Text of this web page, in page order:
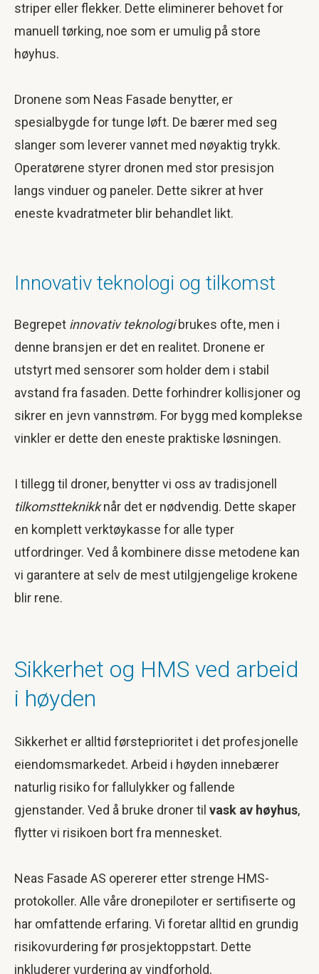
striper eller flekker. Dette eliminerer behovet for
manuell tørking, noe som er umulig på store
høyhus.
Dronene som Neas Fasade benytter, er
spesialbygde for tunge løft. De bærer med seg
slanger som leverer vannet med nøyaktig trykk.
Operatørene styrer dronen med stor presisjon
langs vinduer og paneler. Dette sikrer at hver
eneste kvadratmeter blir behandlet likt.
Innovativ teknologi og tilkomst
Begrepet innovativ teknologibrukes ofte, men i
denne bransjen er det en realitet. Dronene er
utstyrt med sensorer som holder dem i stabil
avstand fra fasaden. Dette forhindrer kollisjoner og
sikrer en jevn vannstrøm. For bygg med komplekse
vinkler er dette den eneste praktiske løsningen.
I tillegg til droner, benytter vi oss av tradisjonell
tilkomstteknikknår det er nødvendig. Dette skaper
en komplett verktøykasse for alle typer
utfordringer. Ved å kombinere disse metodene kan
vi garantere at selv de mest utilgjengelige krokene
blir rene.
Sikkerhet og HMS ved arbeid
i høyden
Sikkerhet er alltid førsteprioritet i det profesjonelle
eiendomsmarkedet. Arbeid i høyden innebærer
naturlig risiko for fallulykker og fallende
gjenstander. Ved å bruke droner til vask av høyhus,
flytter vi risikoen bort fra mennesket.
Neas Fasade AS opererer etter strenge HMS-
protokoller. Alle våre dronepiloter er sertifiserte og
har omfattende erfaring. Vi foretar alltid en grundig
risikovurdering før prosjektoppstart. Dette
inkluderer vurdering av vindforhold,